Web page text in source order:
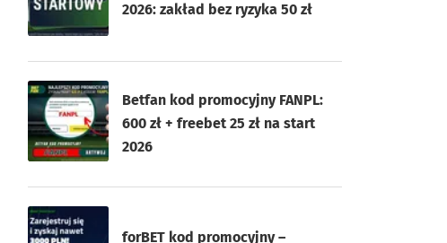
2026: zakład bez ryzyka 50 zł
Betfan kod promocyjny FANPL:
600 zł + freebet 25 zł na start
2026
forBET kod promocyjny –